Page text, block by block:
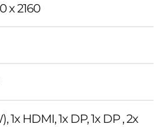
x 2160
1x HDMI, 1x DP, 1x DP , 2x